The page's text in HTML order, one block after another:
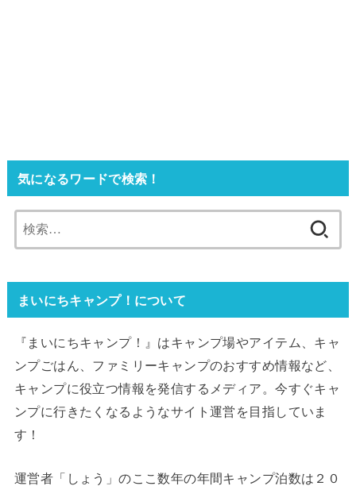
気になるワードで検索！
索:
まいにちキャンプ！について
『まいにちキャンプ！』はキャンプ場やアイテム、キャ
ンプごはん、ファミリーキャンプのおすすめ情報など、
キャンプに役立つ情報を発信するメディア。今すぐキャ
ンプに行きたくなるようなサイト運営を目指していま
す！
運営者「しょう」のここ数年の年間キャンプ泊数は２０